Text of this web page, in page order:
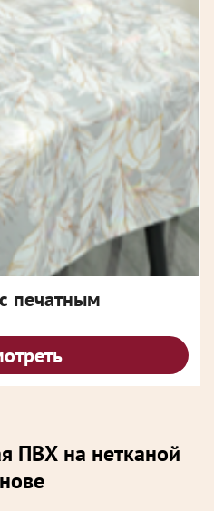
печатным
ПВХ на нетканой